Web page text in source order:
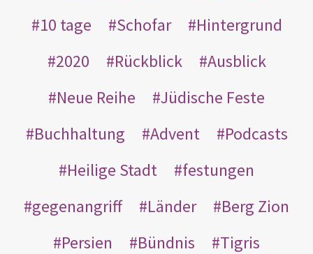
10 tage
Schofar
Hintergrund
2020
Rückblick
Ausblick
Neue Reihe
Jüdische Feste
Buchhaltung
Advent
Podcasts
Heilige Stadt
festungen
gegenangriff
Länder
Berg Zion
Persien
Bündnis
Tigris